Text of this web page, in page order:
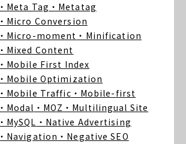
・Meta Tag ・Metatag
・Micro Conversion
・Micro-moment ・Minification
・Mixed Content
・Mobile First Index
・Mobile Optimization
・Mobile Traffic ・Mobile-first
・Modal ・MOZ ・Multilingual Site
・MySQL ・Native Advertising
・Navigation ・Negative SEO